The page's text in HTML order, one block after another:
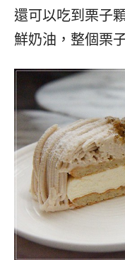
還可以吃到栗子
鮮奶油，整個栗